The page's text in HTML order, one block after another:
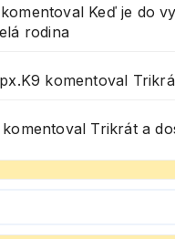
komentoval Keď je do
rodina
komentoval
komentoval Trikrát a